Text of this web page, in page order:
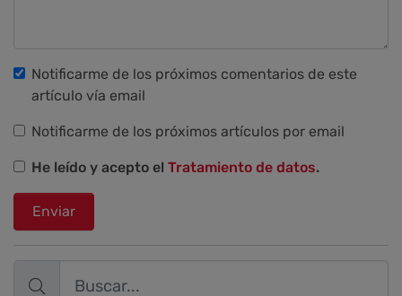
Notificarme de los próximos comentarios de este
artículo vía email
Notificarme de los próximos artículos por email
He leído y acepto el Tratamiento de datos.
Enviar